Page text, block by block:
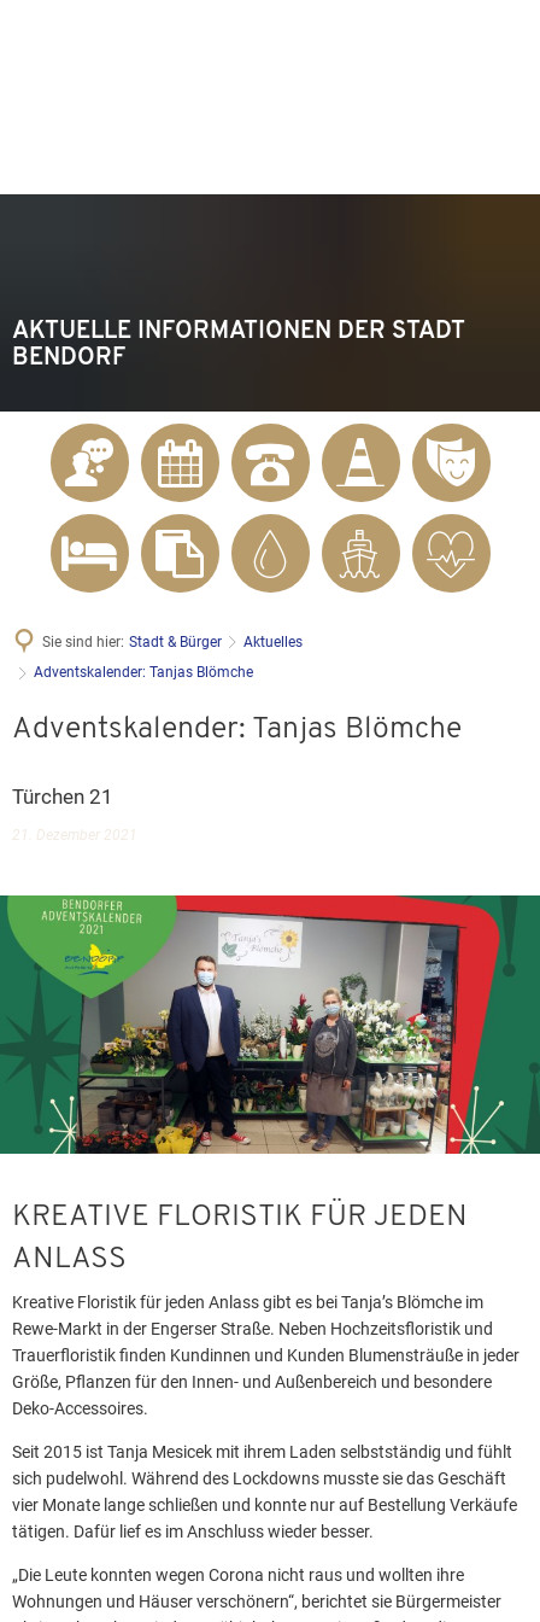
AKTUELLE INFORMATIONEN DER STADT
BENDORF
Sie sind hier: Stadt & Bürger
Aktuelles
Adventskalender: Tanjas Blömche
Adventskalender: Tanjas Blömche
Türchen 21
21. Dezember 2021
KREATIVE FLORISTIK FÜR JEDEN
ANLASS
Kreative Floristik für jeden Anlass gibt es bei Tanja’s Blömche im
Rewe-Markt in der Engerser Straße. Neben Hochzeitsfloristik und
Trauerfloristik finden Kundinnen und Kunden Blumensträuße in jeder
Größe, Pflanzen für den Innen- und Außenbereich und besondere
Deko-Accessoires.
Seit 2015 ist Tanja Mesicek mit ihrem Laden selbstständig und fühlt
sich pudelwohl. Während des Lockdowns musste sie das Geschäft
vier Monate lange schließen und konnte nur auf Bestellung Verkäufe
tätigen. Dafür lief es im Anschluss wieder besser.
„Die Leute konnten wegen Corona nicht raus und wollten ihre
Wohnungen und Häuser verschönern“, berichtet sie Bürgermeister